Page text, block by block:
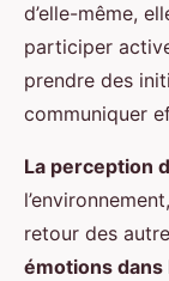
d’elle-même,
participer
prendre des
communiquer
La perception
retour des
émotions dans